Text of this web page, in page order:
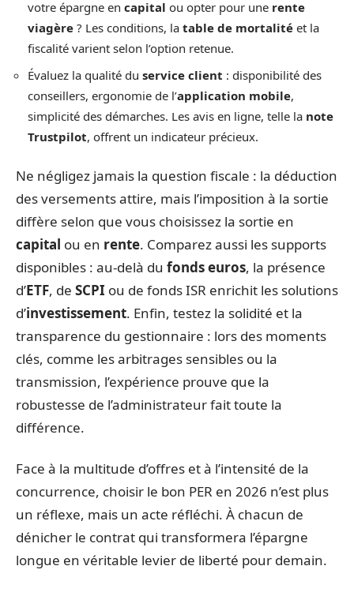
votre épargne en capital ou opter pour une rente
viagère ? Les conditions, la table de mortalité et la
fiscalité varient selon l’option retenue.
Évaluez la qualité du service client : disponibilité des
conseillers, ergonomie de l’application mobile,
simplicité des démarches. Les avis en ligne, telle la note
Trustpilot, offrent un indicateur précieux.
Ne négligez jamais la question fiscale : la déduction
des versements attire, mais l’imposition à la sortie
diffère selon que vous choisissez la sortie en
capital ou en rente. Comparez aussi les supports
disponibles : au-delà du fonds euros, la présence
d’ETF, de SCPI ou de fonds ISR enrichit les solutions
d’investissement. Enfin, testez la solidité et la
transparence du gestionnaire : lors des moments
clés, comme les arbitrages sensibles ou la
transmission, l’expérience prouve que la
robustesse de l’administrateur fait toute la
différence.
Face à la multitude d’offres et à l’intensité de la
concurrence, choisir le bon PER en 2026 n’est plus
un réflexe, mais un acte réfléchi. À chacun de
dénicher le contrat qui transformera l’épargne
longue en véritable levier de liberté pour demain.